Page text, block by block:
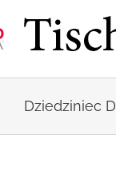
zawartości
Dziedziniec